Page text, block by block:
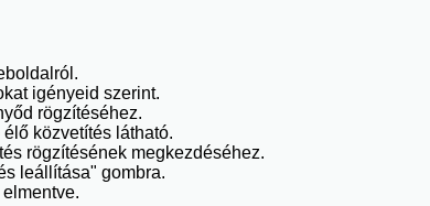
igényeid szerint.
rögzítéséhez.
közvetítés látható.
rögzítésének megkezdéséhez.
leállítása" gombra.